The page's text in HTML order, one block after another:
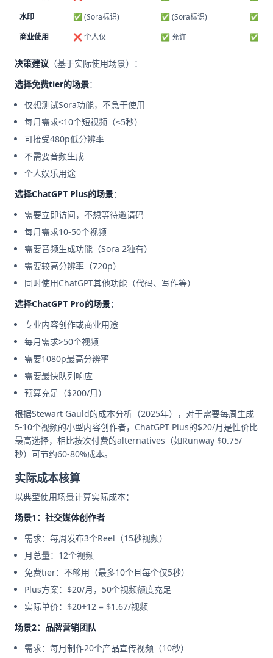
水印
✅ (Sora标识) ✅ (Sora标识)
✅
商业使用
❌ 个人仅 ✅ 允许 ✅ 允
决策建议 （基于实际使用场景）：
选择免费tier的场景：
仅想测试Sora功能，不急于使用
每月需求<10个短视频（≤5秒）
可接受480p低分辨率
不需要音频生成
个人娱乐用途
选择ChatGPT Plus的场景：
需要立即访问，不想等待邀请码
每月需求10-50个视频
需要音频生成功能（Sora 2独有）
需要较高分辨率（720p）
同时使用ChatGPT其他功能（代码、写作等）
选择ChatGPT Pro的场景：
专业内容创作或商业用途
每月需求>50个视频
需要1080p最高分辨率
需要最快队列响应
预算充足（$200/月）
根据Stewart Gauld的成本分析（2025年），对于需要每周生成
5-10个视频的小型内容创作者，ChatGPT Plus的$20/月是性价比
最高选择，相比按次付费的alternatives（如Runway $0.75/
秒）可节约60-80%成本。
实际成本核算
以典型使用场景计算实际成本：
场景1：社交媒体创作者
需求：每周发布3个Reel（15秒视频）
月总量：12个视频
免费tier：不够用（最多10个且每个仅5秒）
Plus方案：$20/月，50个视频额度充足
实际单价：$20÷12 = $1.67/视频
场景2：品牌营销团队
需求：每月制作20个产品宣传视频（10秒）